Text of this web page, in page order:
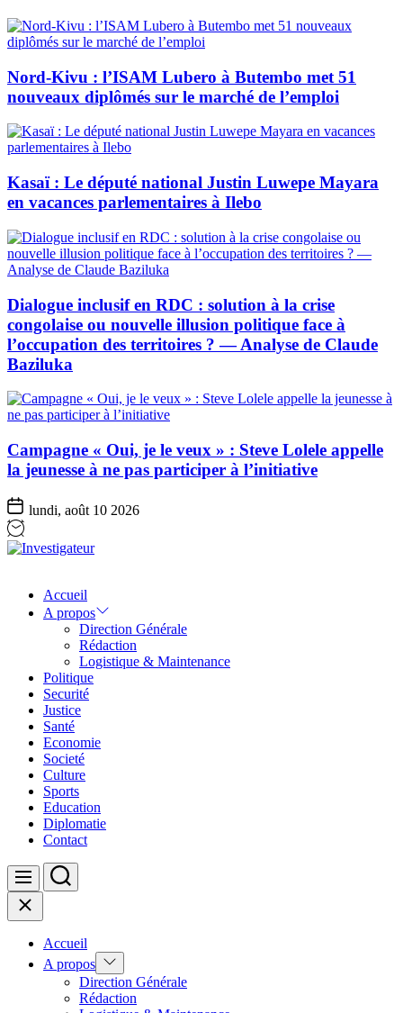
Nord-Kivu : l’ISAM Lubero à Butembo met 51
nouveaux diplômés sur le marché de l’emploi
Kasaï : Le député national Justin Luwepe Mayara
en vacances parlementaires à Ilebo
Dialogue inclusif en RDC : solution à la crise
congolaise ou nouvelle illusion politique face à
l’occupation des territoires ? — Analyse de Claude
Baziluka
Campagne « Oui, je le veux » : Steve Lolele appelle
la jeunesse à ne pas participer à l’initiative
lundi, août 10 2026
Accueil
A propos
Direction Générale
Rédaction
Logistique & Maintenance
Politique
Securité
Justice
Santé
Economie
Societé
Culture
Sports
Education
Diplomatie
Contact
Menu Search
Close
Accueil
A propos Show
sub
menu
Direction Générale
Rédaction